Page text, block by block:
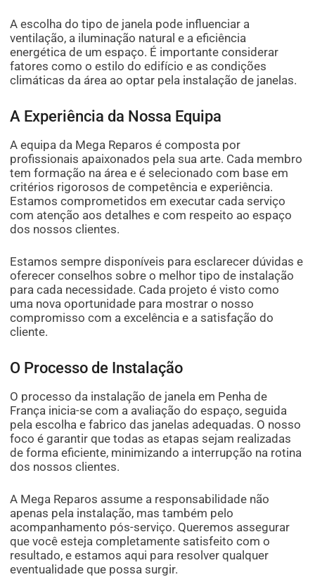
A escolha do tipo de janela pode influenciar a
ventilação, a iluminação natural e a eficiência
energética de um espaço. É importante considerar
fatores como o estilo do edifício e as condições
climáticas da área ao optar pela instalação de janelas.
A Experiência da Nossa Equipa
A equipa da Mega Reparos é composta por
profissionais apaixonados pela sua arte. Cada membro
tem formação na área e é selecionado com base em
critérios rigorosos de competência e experiência.
Estamos comprometidos em executar cada serviço
com atenção aos detalhes e com respeito ao espaço
dos nossos clientes.
Estamos sempre disponíveis para esclarecer dúvidas e
oferecer conselhos sobre o melhor tipo de instalação
para cada necessidade. Cada projeto é visto como
uma nova oportunidade para mostrar o nosso
compromisso com a excelência e a satisfação do
cliente.
O Processo de Instalação
O processo da instalação de janela em Penha de
França inicia-se com a avaliação do espaço, seguida
pela escolha e fabrico das janelas adequadas. O nosso
foco é garantir que todas as etapas sejam realizadas
de forma eficiente, minimizando a interrupção na rotina
dos nossos clientes.
A Mega Reparos assume a responsabilidade não
apenas pela instalação, mas também pelo
acompanhamento pós-serviço. Queremos assegurar
que você esteja completamente satisfeito com o
resultado, e estamos aqui para resolver qualquer
eventualidade que possa surgir.